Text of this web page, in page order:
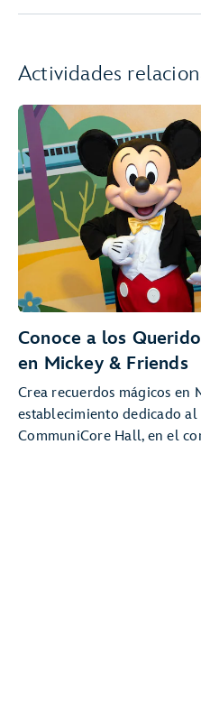
Actividades
Conoce a los
en Mickey & Friends
Crea recuerdos mágicos en
establecimiento dedicado al
CommuniCore Hall, en el